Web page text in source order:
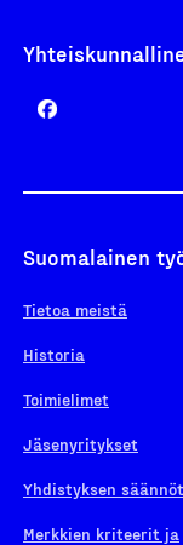
Suomalainen
Tietoa meistä
Historia
Toimielimet
Jäsenyritykset
Yhdistyksen säännöt
Merkkien kriteerit ja